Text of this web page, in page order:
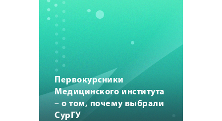
Первокурсники
Медицинского института
– о том, почему выбрали
СурГУ